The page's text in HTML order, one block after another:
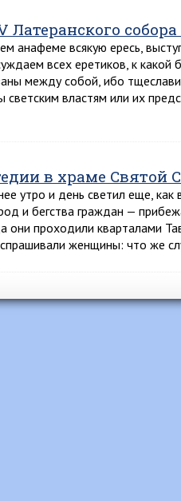
собора
анафеме всякую ересь,
всех еретиков, к какой
между собой, ибо
властям или их
в храме Святой
утро и день светил еще,
и бегства граждан —
они проходили кварталами
женщины: что же